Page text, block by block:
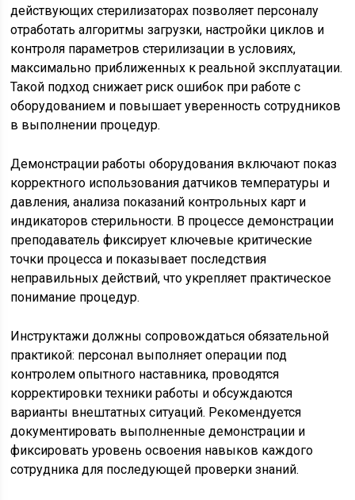
действующих стерилизаторах позволяет персоналу
отработать алгоритмы загрузки, настройки циклов и
контроля параметров стерилизации в условиях,
максимально приближенных к реальной эксплуатации.
Такой подход снижает риск ошибок при работе с
оборудованием и повышает уверенность сотрудников
в выполнении процедур.
Демонстрации работы оборудования включают показ
корректного использования датчиков температуры и
давления, анализа показаний контрольных карт и
индикаторов стерильности. В процессе демонстрации
преподаватель фиксирует ключевые критические
точки процесса и показывает последствия
неправильных действий, что укрепляет практическое
понимание процедур.
Инструктажи должны сопровождаться обязательной
практикой: персонал выполняет операции под
контролем опытного наставника, проводятся
корректировки техники работы и обсуждаются
варианты внештатных ситуаций. Рекомендуется
документировать выполненные демонстрации и
фиксировать уровень освоения навыков каждого
сотрудника для последующей проверки знаний.